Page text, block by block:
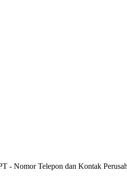
- Nomor Telepon dan Kontak